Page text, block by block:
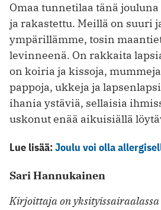
Omaa tunnetilaa tänä
ja rakastettu. Meillä on suuri
ympärillämme, tosin
levinneenä. On rakkaita
on koiria ja kissoja,
pappoja, ukkeja ja
ihania ystäviä, sellaisia
uskonut enää aikuisiällä
Lue lisää:Joulu voi olla
Sari Hannukainen
Kirjoittaja on yksityissairaalassa